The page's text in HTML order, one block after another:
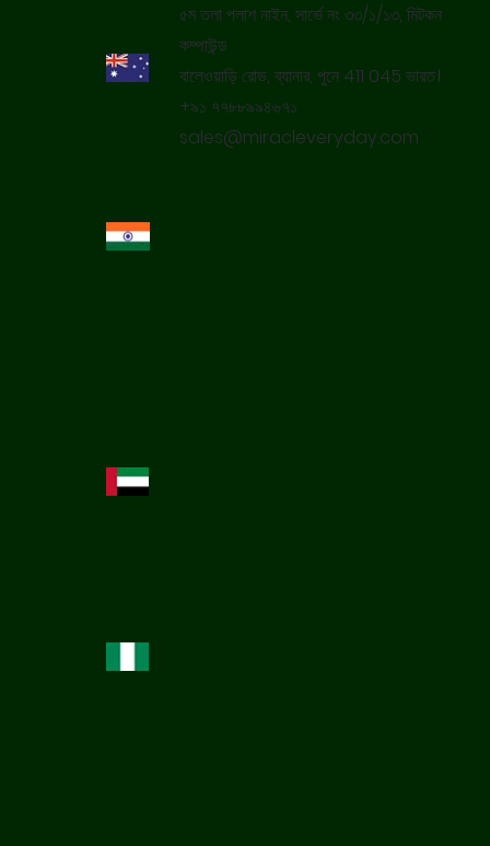
৫ম তলা পলাশ নাইন, সার্ভে নং ৩৩/১/১৩, মিটকন
কম্পাউন্ড
বালেওয়াড়ি রোড, ব্যানার, পুনে 411 045 ভারত।
+৯১ ৭৭৮৮৯৯৪৬৭১
sales@miracleveryday.com